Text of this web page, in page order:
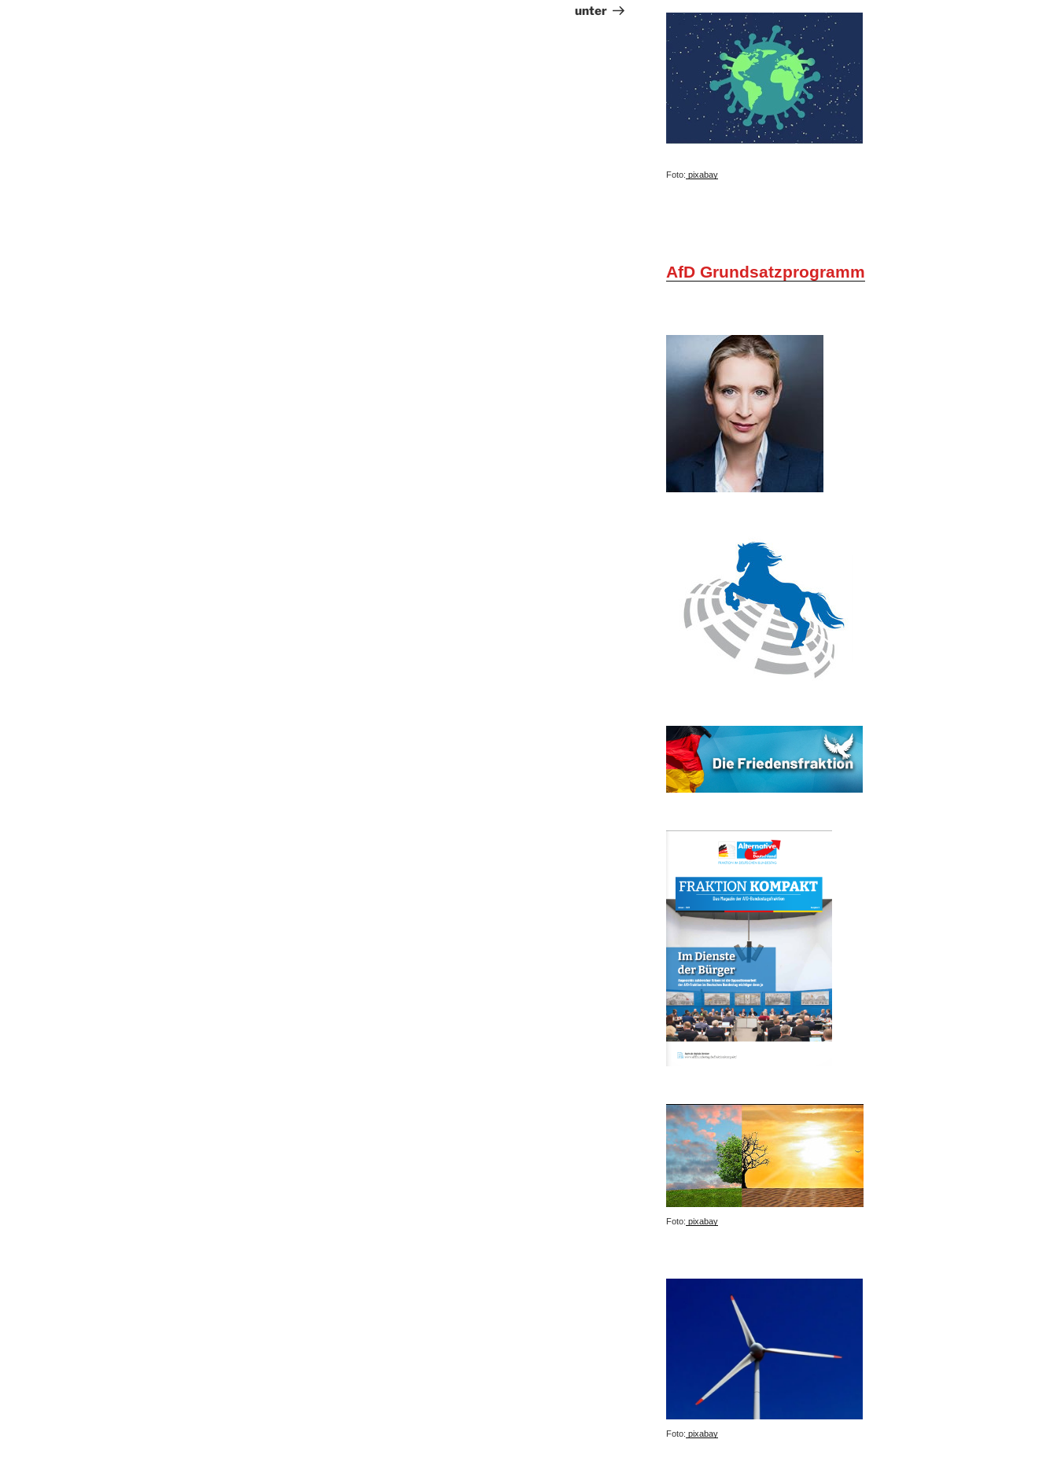
unter
Foto: pixabay
AfD Grundsatzprogramm
Foto: pixabay
Foto: pixabay